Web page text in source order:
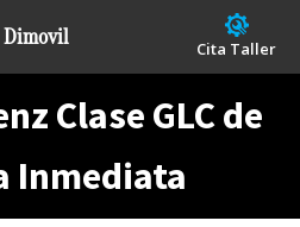
Dimovil Cita Taller
Clase GLC de
Inmediata